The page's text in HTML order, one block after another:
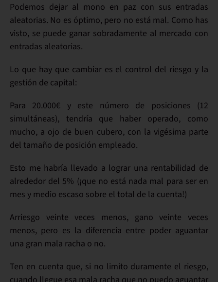
Podemos dejar al mono en paz con sus entradas
aleatorias. No es óptimo, pero no está mal. Como has
visto, se puede ganar sobradamente al mercado con
entradas aleatorias.
Lo que hay que cambiares el control del riesgo y la
gestión de capital:
Para 20.000€ y este número de posiciones (12
simultáneas), tendría que haber operado, como
mucho, a ojo de buen cubero, con la vigésima parte
del tamaño de posición empleado.
Esto me habría llevado a lograr una rentabilidad de
alrededor del 5% (¡que no está nada mal para ser en
mes y medio escaso sobre el total de la cuenta!)
Arriesgo veinte veces menos, gano veinte veces
menos, pero es la diferencia entre poder aguantar
una gran mala racha o no.
Ten en cuenta que, si no limito duramente el riesgo,